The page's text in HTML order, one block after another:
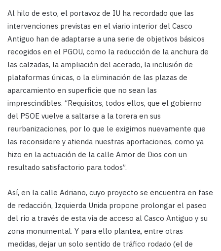
Al hilo de esto, el portavoz de IU ha recordado que las
intervenciones previstas en el viario interior del Casco
Antiguo han de adaptarse a una serie de objetivos básicos
recogidos en el PGOU, como la reducción de la anchura de
las calzadas, la ampliación del acerado, la inclusión de
plataformas únicas, o la eliminación de las plazas de
aparcamiento en superficie que no sean las
imprescindibles. “Requisitos, todos ellos, que el gobierno
del PSOE vuelve a saltarse a la torera en sus
reurbanizaciones, por lo que le exigimos nuevamente que
las reconsidere y atienda nuestras aportaciones, como ya
hizo en la actuación de la calle Amor de Dios con un
resultado satisfactorio para todos”.
Así, en la calle Adriano, cuyo proyecto se encuentra en fase
de redacción, Izquierda Unida propone prolongar el paseo
del río a través de esta vía de acceso al Casco Antiguo y su
zona monumental. Y para ello plantea, entre otras
medidas, dejar un solo sentido de tráfico rodado (el de